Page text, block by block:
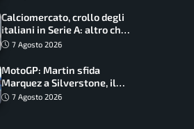
Calciomercato, crollo degli
italiani in Serie A: altro che
svolta dopo il Mondiale
7 Agosto 2026
MotoGP: Martin sfida
Marquez a Silverstone, il
programma e gli orari
7 Agosto 2026